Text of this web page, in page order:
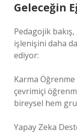
Geleceğin
Pedagojik
işlenişini daha
ediyor:
Karma
çevrimiçi
bireysel hem
Yapay Zeka